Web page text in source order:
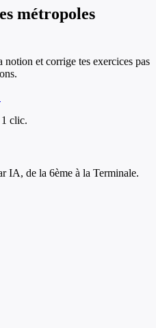
métropoles
et corrige tes exercices pas
1 clic.
IA, de la 6ème à la Terminale.